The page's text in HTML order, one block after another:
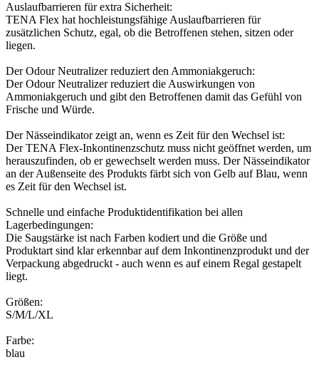
Auslaufbarrieren für extra Sicherheit:
TENA Flex hat hochleistungsfähige Auslaufbarrieren für
zusätzlichen Schutz, egal, ob die Betroffenen stehen, sitzen oder
liegen.
Der Odour Neutralizer reduziert den Ammoniakgeruch:
Der Odour Neutralizer reduziert die Auswirkungen von
Ammoniakgeruch und gibt den Betroffenen damit das Gefühl von
Frische und Würde.
Der Nässeindikator zeigt an, wenn es Zeit für den Wechsel ist:
Der TENA Flex-Inkontinenzschutz muss nicht geöffnet werden, um
herauszufinden, ob er gewechselt werden muss. Der Nässeindikator
an der Außenseite des Produkts färbt sich von Gelb auf Blau, wenn
es Zeit für den Wechsel ist.
Schnelle und einfache Produktidentifikation bei allen
Lagerbedingungen:
Die Saugstärke ist nach Farben kodiert und die Größe und
Produktart sind klar erkennbar auf dem Inkontinenzprodukt und der
Verpackung abgedruckt - auch wenn es auf einem Regal gestapelt
liegt.
Größen:
S/M/L/XL
Farbe:
blau